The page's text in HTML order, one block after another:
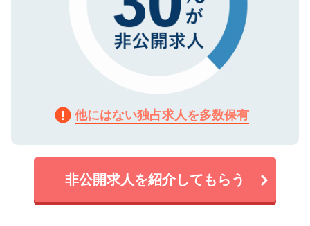
他にはない独占求人を多数保有
非公開求人を紹介してもらう